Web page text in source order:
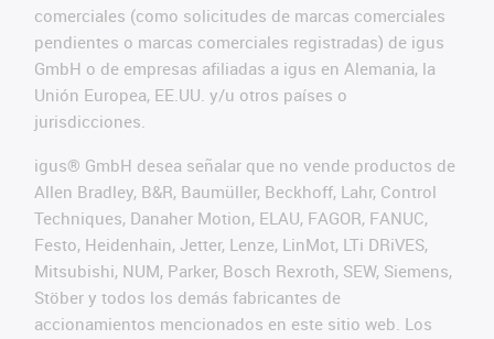
comerciales (como solicitudes de marcas comerciales
pendientes o marcas comerciales registradas) de igus
GmbH o de empresas afiliadas a igus en Alemania, la
Unión Europea, EE.UU. y/u otros países o
jurisdicciones.
igus® GmbH desea señalar que no vende productos de
Allen Bradley, B&R, Baumüller, Beckhoff, Lahr, Control
Techniques, Danaher Motion, ELAU, FAGOR, FANUC,
Festo, Heidenhain, Jetter, Lenze, LinMot, LTi DRiVES,
Mitsubishi, NUM, Parker, Bosch Rexroth, SEW, Siemens,
Stöber y todos los demás fabricantes de
accionamientos mencionados en este sitio web. Los